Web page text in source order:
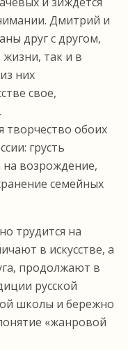
Дмитрий и
друг с другом,
так и в
них
свое,
обоих
грусть
возрождение,
семейных
трудится на
в искусстве, а
продолжают в
русской
школы и бережно
«жанровой